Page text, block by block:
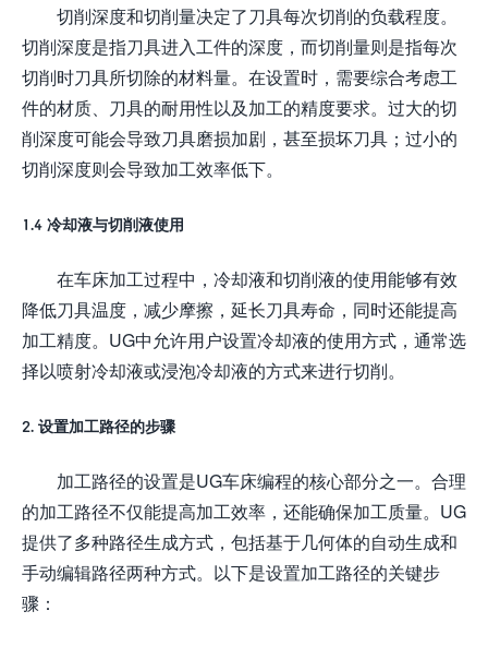
切削深度和切削量决定了刀具每次切削的负载程度。
切削深度是指刀具进入工件的深度，而切削量则是指每次
切削时刀具所切除的材料量。在设置时，需要综合考虑工
件的材质、刀具的耐用性以及加工的精度要求。过大的切
削深度可能会导致刀具磨损加剧，甚至损坏刀具；过小的
切削深度则会导致加工效率低下。
1.4 冷却液与切削液使用
在车床加工过程中，冷却液和切削液的使用能够有效
降低刀具温度，减少摩擦，延长刀具寿命，同时还能提高
加工精度。UG中允许用户设置冷却液的使用方式，通常选
择以喷射冷却液或浸泡冷却液的方式来进行切削。
2. 设置加工路径的步骤
加工路径的设置是UG车床编程的核心部分之一。合理
的加工路径不仅能提高加工效率，还能确保加工质量。UG
提供了多种路径生成方式，包括基于几何体的自动生成和
手动编辑路径两种方式。以下是设置加工路径的关键步
骤：